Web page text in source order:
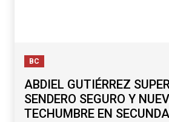
BC
ABDIEL GUTIÉRREZ
SENDERO SEGURO Y
TECHUMBRE EN